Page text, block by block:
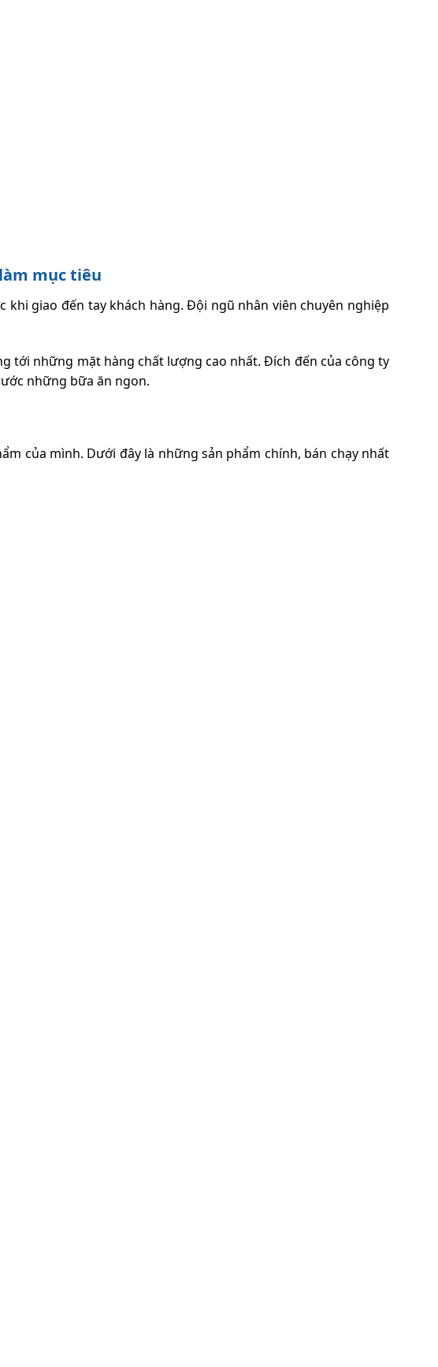
mục tiêu
giao đến tay khách hàng. Đội ngũ nhân viên chuyên nghiệp
tới những mặt hàng chất lượng cao nhất. Đích đến của công ty
những bữa ăn ngon.
của mình. Dưới đây là những sản phẩm chính, bán chạy nhất